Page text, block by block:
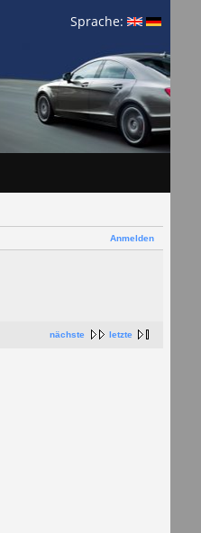
Sprache:
Anmelden
nächste letzte